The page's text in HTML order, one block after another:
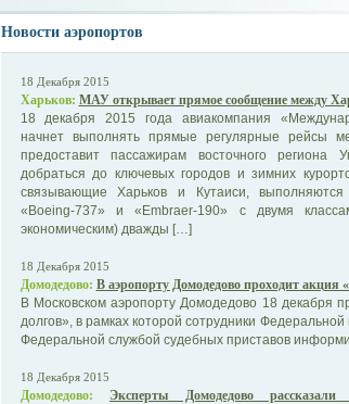
Новости аэропортов
18 Декабря 2015
Харьков: МАУ открывает прямое сообщение между
18 декабря 2015 года авиакомпания
начнет выполнять прямые регулярные рейсы
предоставит пассажирам восточного региона
добраться до ключевых городов и зимних
связывающие Харьков и Кутаиси,
«Boeing-737» и «Embraer-190» с двумя
экономическим) дважды […]
18 Декабря 2015
Домодедово: В аэропорту Домодедово проходит акция
В Московском аэропорту Домодедово 18 декабря
долгов», в рамках которой сотрудники
Федеральной службой судебных приставов
18 Декабря 2015
Домодедово:
Эксперты Домодедово